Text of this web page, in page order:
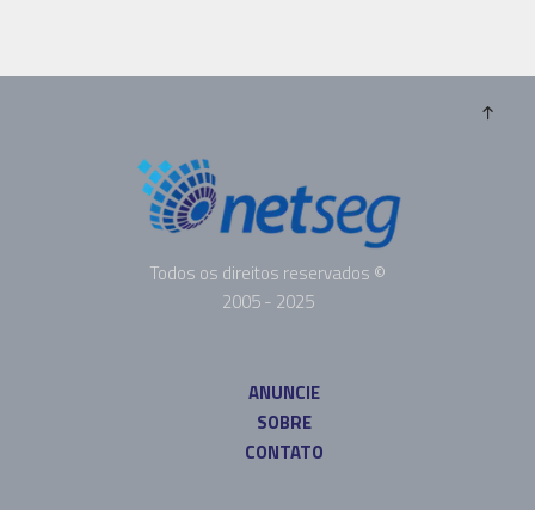
Todos os direitos reservados ©
2005 - 2025
ANUNCIE
SOBRE
CONTATO